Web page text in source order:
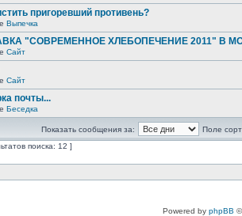
пригоревший противень?
Выпечка
"СОВРЕМЕННОЕ ХЛЕБОПЕЧЕНИЕ 2011" В
Сайт
Сайт
почты...
Беседка
Показать сообщения за:
Поле
поиска: 12 ]
Powered by phpBB